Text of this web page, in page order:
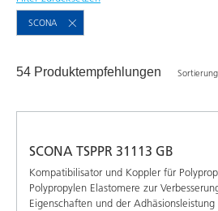
SCONA
54 Produktempfehlungen
SCONA TSPPR 31113 GB
Kompatibilisator und Koppler für
Polypropylen Elastomere zur
Eigenschaften und der Adhäsionsleistung